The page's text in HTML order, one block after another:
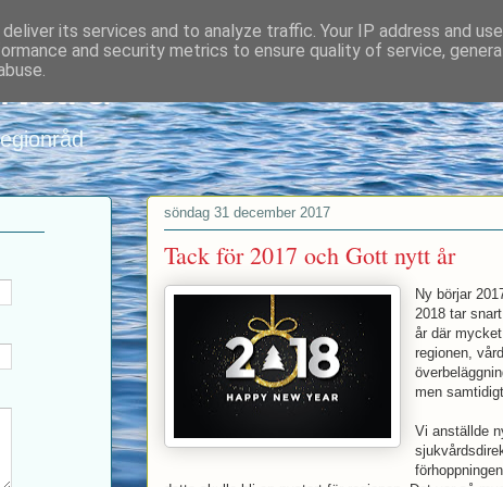
söndag 31 december 2017
Tack för 2017 och Gott nytt år
Ny börjar
2018 tar
år där
regionen,
men
Vi anställde
its services and to analyze traffic. Your IP address and
and security metrics to ensure quality of service,